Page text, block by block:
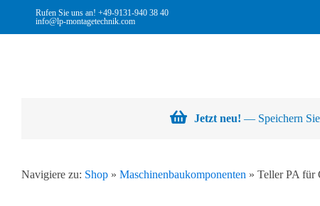
Rufen Sie uns an! +49-9131-940 38 40
info@lp-montagetechnik.com
Jetzt neu! — Speichern Sie
Navigiere zu: Shop» Maschinenbaukomponenten » Teller PA für